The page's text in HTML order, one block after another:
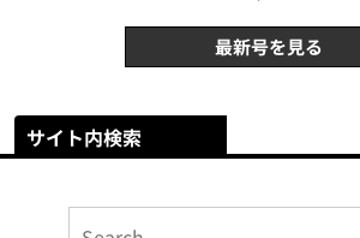
最新号を見る
サイト内検索